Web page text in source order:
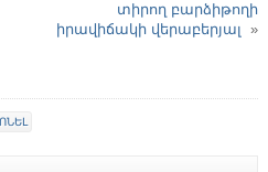
տիրող բարձիթողի
իրավիճակի վերաբերյալ »